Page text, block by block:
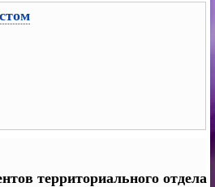
территориального отдела